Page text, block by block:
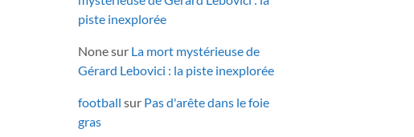
piste inexplorée
Nonesur La mort mystérieuse de
Gérard Lebovici : la piste inexplorée
football sur Pas d'arête dans le foie
gras